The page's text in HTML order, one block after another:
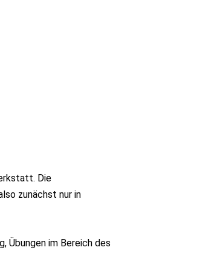
Die
zunächst nur in
Übungen im Bereich des